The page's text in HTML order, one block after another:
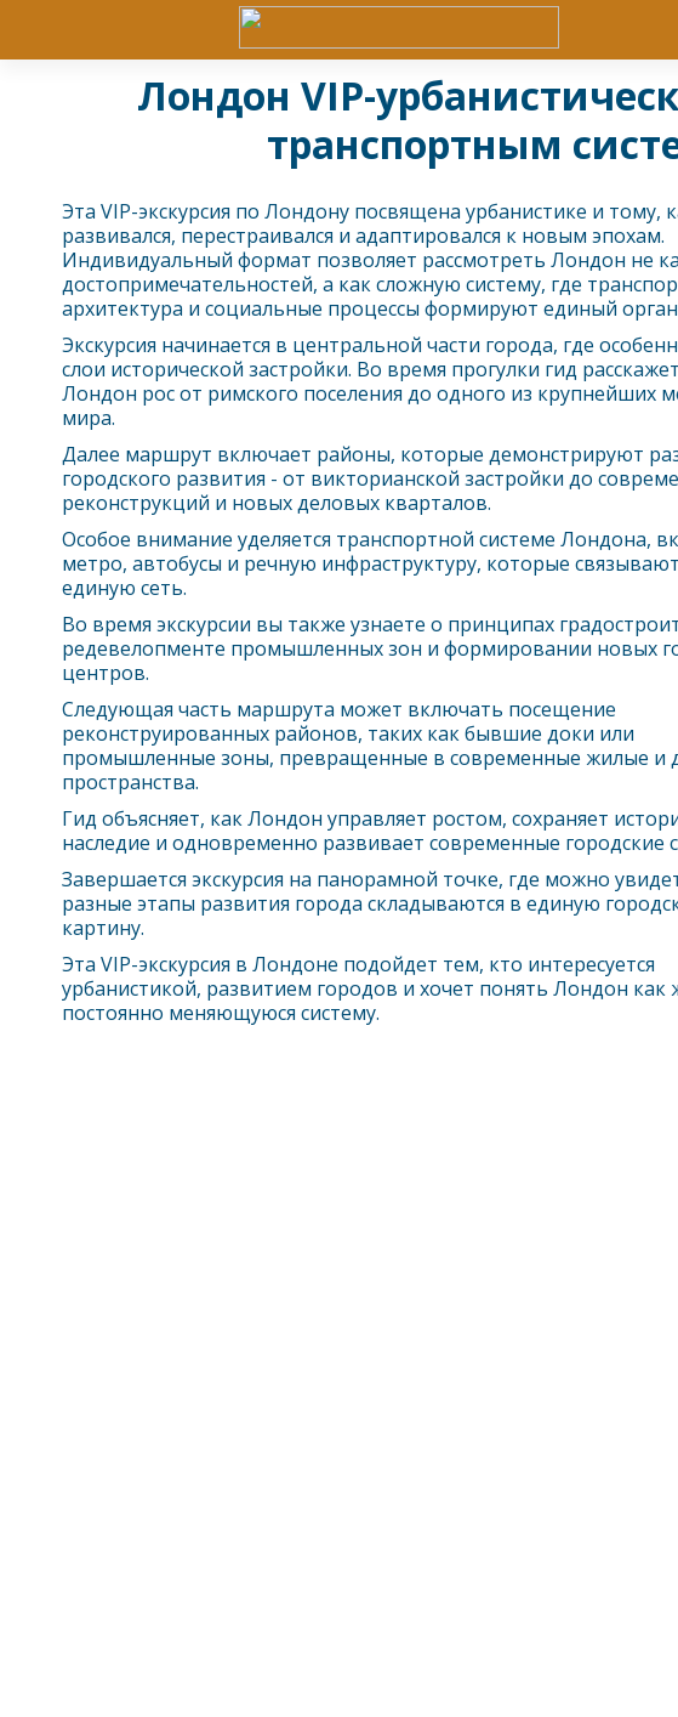
Лондон VIP-
транспортным
Эта VIP-экскурсия по Лондону посвящена урбанистике и тому,
развивался, перестраивался и адаптировался к новым эпохам.
Индивидуальный формат позволяет рассмотреть Лондон не
достопримечательностей, а как сложную систему, где
архитектура и социальные процессы формируют единый
Экскурсия начинается в центральной части города, где
слои исторической застройки. Во время прогулки гид
Лондон рос от римского поселения до одного из крупнейших
мира.
Далее маршрут включает районы, которые демонстрируют
городского развития - от викторианской застройки до
реконструкций и новых деловых кварталов.
Особое внимание уделяется транспортной системе Лондона,
метро, автобусы и речную инфраструктуру, которые
единую сеть.
Во время экскурсии вы также узнаете о принципах
редевелопменте промышленных зон и формировании новых
центров.
Следующая часть маршрута может включать посещение
реконструированных районов, таких как бывшие доки или
промышленные зоны, превращенные в современные жилые и
пространства.
Гид объясняет, какЛондон управляет ростом, сохраняет
наследие и одновременно развивает современные городские
Завершается экскурсия на панорамной точке, где можно
разные этапы развития города складываются в единую
картину.
Эта VIP-экскурсия в Лондоне подойдет тем, кто интересуется
урбанистикой, развитием городов и хочет понять Лондон как
постоянно меняющуюся систему.